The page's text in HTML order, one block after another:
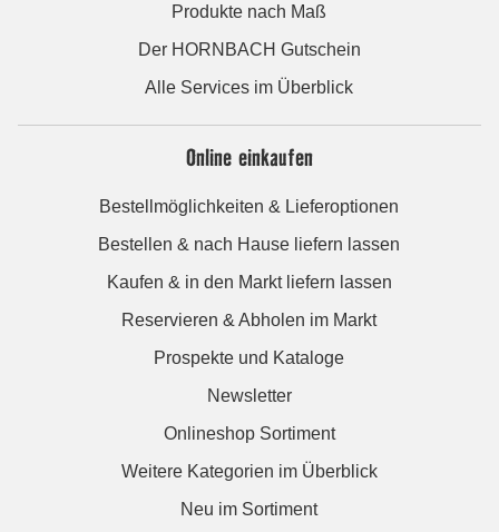
Produkte nach Maß
Der HORNBACH Gutschein
Alle Services im Überblick
Online einkaufen
Bestellmöglichkeiten & Lieferoptionen
Bestellen & nach Hause liefern lassen
Kaufen & in den Markt liefern lassen
Reservieren & Abholen im Markt
Prospekte und Kataloge
Newsletter
Onlineshop Sortiment
Weitere Kategorien im Überblick
Neu im Sortiment